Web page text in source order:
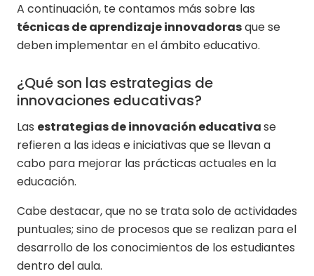
A continuación, te contamos más sobre las
técnicas de aprendizaje innovadorasque se
deben implementar en el ámbito educativo.
¿Qué son las estrategias de
innovaciones educativas?
Las estrategias de innovación educativase
refieren a las ideas e iniciativas que se llevan a
cabo para mejorar las prácticas actuales en la
educación.
Cabe destacar, que no se trata solo de actividades
puntuales; sino de procesos que se realizan para el
desarrollo de los conocimientos de los estudiantes
dentro del aula.